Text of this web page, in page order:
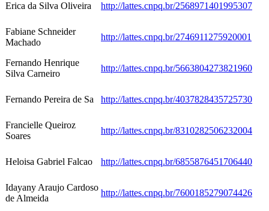
Erica da Silva Oliveira http://lattes.cnpq.br/2568971401995307
Fabiane Schneider
Machado
http://lattes.cnpq.br/2746911275920001
Fernando Henrique
Silva Carneiro
http://lattes.cnpq.br/5663804273821960
Fernando Pereira de Sa http://lattes.cnpq.br/4037828435725730
Francielle Queiroz
Soares
http://lattes.cnpq.br/8310282506232004
Heloisa Gabriel Falcao http://lattes.cnpq.br/6855876451706440
Idayany Araujo Cardoso
de Almeida
http://lattes.cnpq.br/7600185279074426